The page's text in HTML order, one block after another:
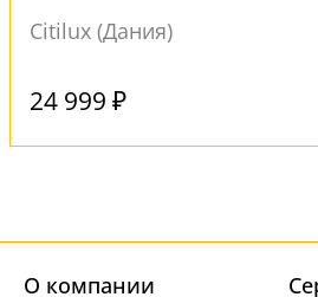
Citilux (Дания)
24 999 ₽
О компании